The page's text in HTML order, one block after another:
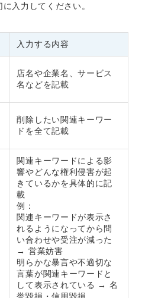
入力してください。
入力する内容
店名や企業名、サービス
名などを記載
削除したい関連キーワー
ドを全て記載
関連キーワードによる影
響やどんな権利侵害が起
きているかを具体的に記
載
例：
関連キーワードが表示さ
れるようになってから問
い合わせや受注が減った
→ 営業妨害
明らかな暴言や不適切な
言葉が関連キーワードと
して表示されている → 名
誉毀損・信用毀損